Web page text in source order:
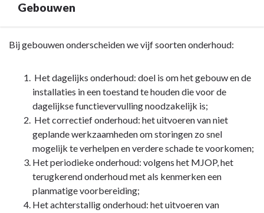
Gebouwen
Terug
navigatie
Paragraaf
kapitaalgoederen
Gebouwen
Bij gebouwen onderscheiden we vijf soorten onderhoud:
Het dagelijks onderhoud: doel is om het gebouw en de
installaties in een toestand te houden die voor de
dagelijkse functievervulling noodzakelijk is;
Het correctief onderhoud: het uitvoeren van niet
geplande werkzaamheden om storingen zo snel
mogelijk te verhelpen en verdere schade te voorkomen;
Het periodieke onderhoud: volgens het MJOP, het
terugkerend onderhoud met als kenmerken een
planmatige voorbereiding;
Het achterstallig onderhoud: het uitvoeren van